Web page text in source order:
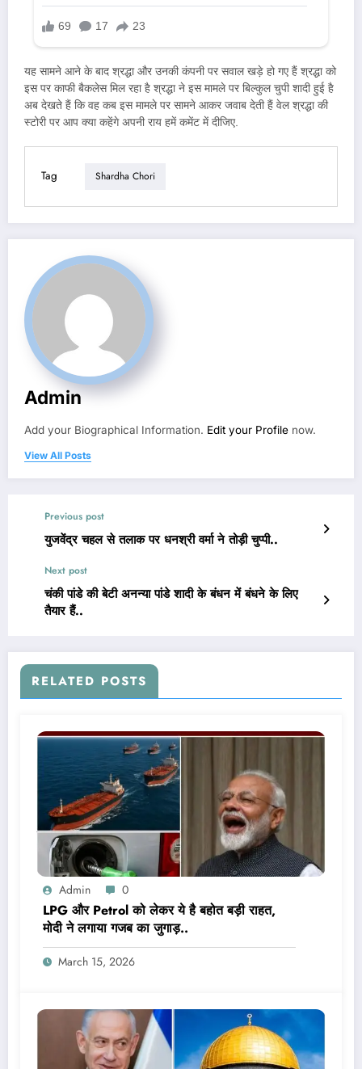
यह सामने आने के बाद श्रद्धा और उनकी कंपनी पर सवाल खड़े हो गए हैं श्रद्धा को
इस पर काफी बैकलेस मिल रहा है श्रद्धा ने इस मामले पर बिल्कुल चुपी शादी हुई है
अब देखते हैं कि वह कब इस मामले पर सामने आकर जवाब देती हैं वेल श्रद्धा की
स्टोरी पर आप क्या कहेंगे अपनी राय हमें कमेंट में दीजिए.
Tag Shardha Chori
Admin
Add your Biographical Information. Edit your Profile now.
View All Posts
Previous post
युजवेंद्र चहल से तलाक पर धनश्री वर्मा ने तोड़ी चुप्पी..
Next post
चंकी पांडे की बेटी अनन्या पांडे शादी के बंधन में बंधने के लिए
तैयार हैं..
RELATED POSTS
Admin 0
LPG और Petrol को लेकर ये है बहोत बड़ी राहत,
मोदी ने लगाया गजब का जुगाड़..
March 15, 2026